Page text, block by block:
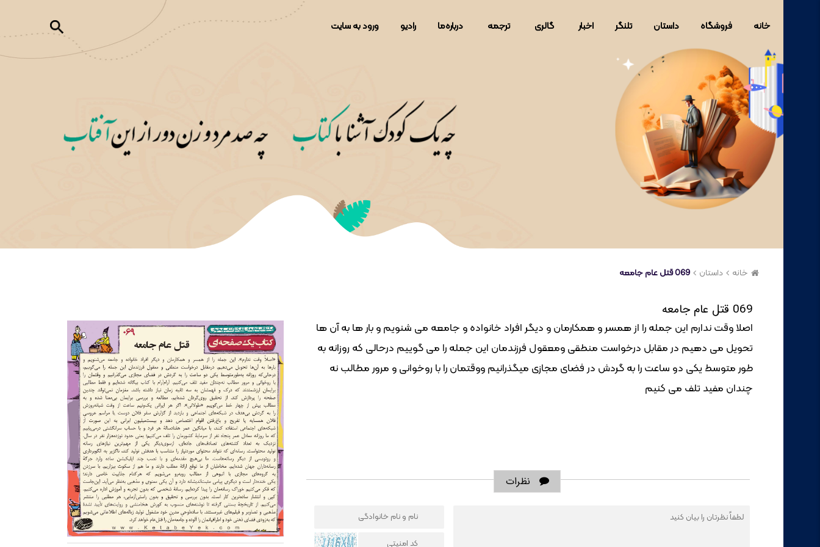
خانه فروشگاه داستان تلنگر اخبار گالری ترجمه دربار‌ه‌ما رادیو ورود به سایت
خانه داستان 069 قتل عام جامعه
069 قتل عام جامعه
اصلا وقت ندارم این جمله را از همسر و همکارمان و دیگر افراد خانواده و جامعه می شنویم و بار ها به آن ها
تحویل می دهیم در مقابل درخواست منطقی ومعقول فرزندمان این جمله را می گوییم درحالی که روزانه به
طور متوسط یکی دو ساعت را به گردش در فضای مجازی میگذرانیم ووقتمان را با روخوانی و مرور مطالب نه
چندان مفید تلف می کنیم
نظرات